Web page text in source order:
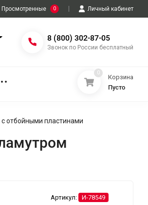
Просмотренные 0 Личный кабинет
8 (800) 302-87-05
Звонок по России бесплатный
0
Корзина
Пусто
отбойными пластинами
Артикул: И-78549